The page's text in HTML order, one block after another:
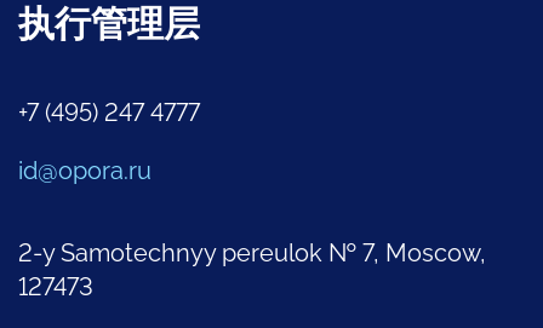
执行管理层
+7 (495) 247 4777
id@opora.ru
2-y Samotechnyy pereulok № 7, Moscow,
127473